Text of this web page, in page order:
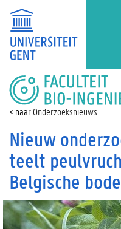
FACULTEIT
BIO-
Onderzoeksnieuws
Nieuw
teelt
Belgische